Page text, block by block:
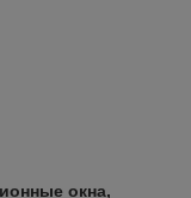
окна,